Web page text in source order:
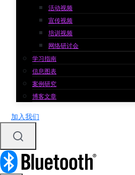
活动视频
宣传视频
培训视频
网络研讨会
学习指南
信息图表
案例研究
博客文章
加入我们